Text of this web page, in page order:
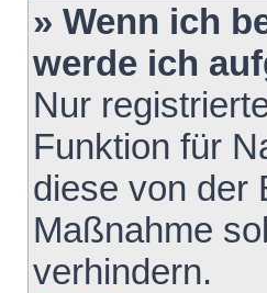
» Wenn ich
werde ich
Nur
Funktion für
diese von der
Maßnahme
verhindern.